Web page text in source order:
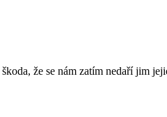
že se nám zatím nedaří jim